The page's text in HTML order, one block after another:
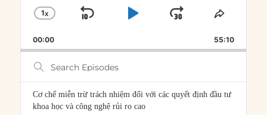
CHANGE
RATE
1X
SKIP
PLAYJUMP
FORWARD
SHARE
00:00 55:10
Search
Episodes
Cơ chế miễn trừ trách nhiệm đối với các quyết định đầu tư
khoa học và công nghệ rủi ro cao